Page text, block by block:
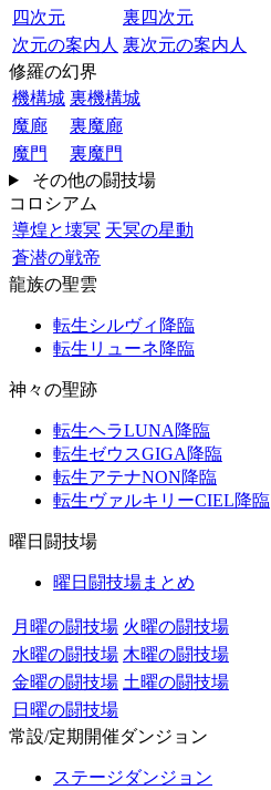
四次元
裏四次元
次元の案内人 裏次元の案内人
修羅の幻界
機構城 裏機構城
魔廊
裏魔廊
魔門
裏魔門
その他の闘技場
コロシアム
導煌と壊冥 天冥の星動
蒼潜の戦帝
龍族の聖雲
転生シルヴィ降臨
転生リューネ降臨
神々の聖跡
転生ヘラLUNA降臨
転生ゼウスGIGA降臨
転生アテナNON降臨
転生ヴァルキリーCIEL降臨
曜日闘技場
曜日闘技場まとめ
月曜の闘技場 火曜の闘技場
水曜の闘技場 木曜の闘技場
金曜の闘技場 土曜の闘技場
日曜の闘技場
常設/定期開催ダンジョン
ステージダンジョン